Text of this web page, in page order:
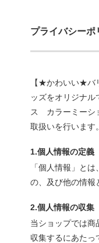
プライバシーポ
【★かわいい★バ
ッズをオリジナ
ス カラーミーシ
取扱いを行います
1.個人情報の定義
「個人情報」と
の、及び他の情報
2.個人情報の収集
当ショップでは商
収集するにあたっ